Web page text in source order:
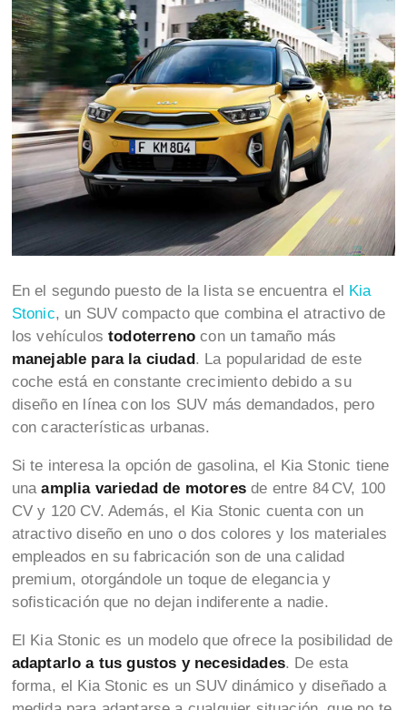
En el segundo puesto de la lista se encuentra el Kia
Stonic, un SUV compacto que combina el atractivo de
los vehículos todoterrenocon un tamaño más
manejable para la ciudad. La popularidad de este
coche está en constante crecimiento debido a su
diseño en línea con los SUV más demandados, pero
con características urbanas.
Si te interesa la opción de gasolina, el Kia Stonic tiene
unaamplia variedad de motoresde entre 84 CV, 100
CV y 120 CV. Además, el Kia Stonic cuenta con un
atractivo diseño en uno o dos colores y los materiales
empleados en su fabricación son de una calidad
premium, otorgándole un toque de elegancia y
sofisticación que no dejan indiferente a nadie.
El Kia Stonic es un modelo que ofrece la posibilidad de
adaptarlo a tus gustos y necesidades. De esta
forma, el Kia Stonic es un SUV dinámico y diseñado a